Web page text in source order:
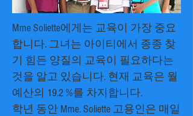
Mme Soliette에게는 교육이 가장 중요
합니다. 그녀는 아이티에서 종종 찾
기 힘든 양질의 교육이 필요하다는
것을 알고 있습니다. 현재 교육은 월
예산의 19.2 %를 차지합니다.
학년 동안 Mme. Soliette 고용인은 매일